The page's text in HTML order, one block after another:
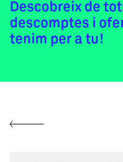
Descobreix de
descomptes i
tenim per a tu!